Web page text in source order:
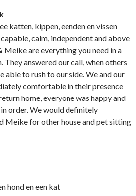
katten, kippen, eenden en vissen
calm, independent and above
Meike are everything you need in a
They answered our call, when others
able to rush to our side. We and our
comfortable in their presence
home, everyone was happy and
in order. We would definitely
Meike for other house and pet sitting
hond en een kat